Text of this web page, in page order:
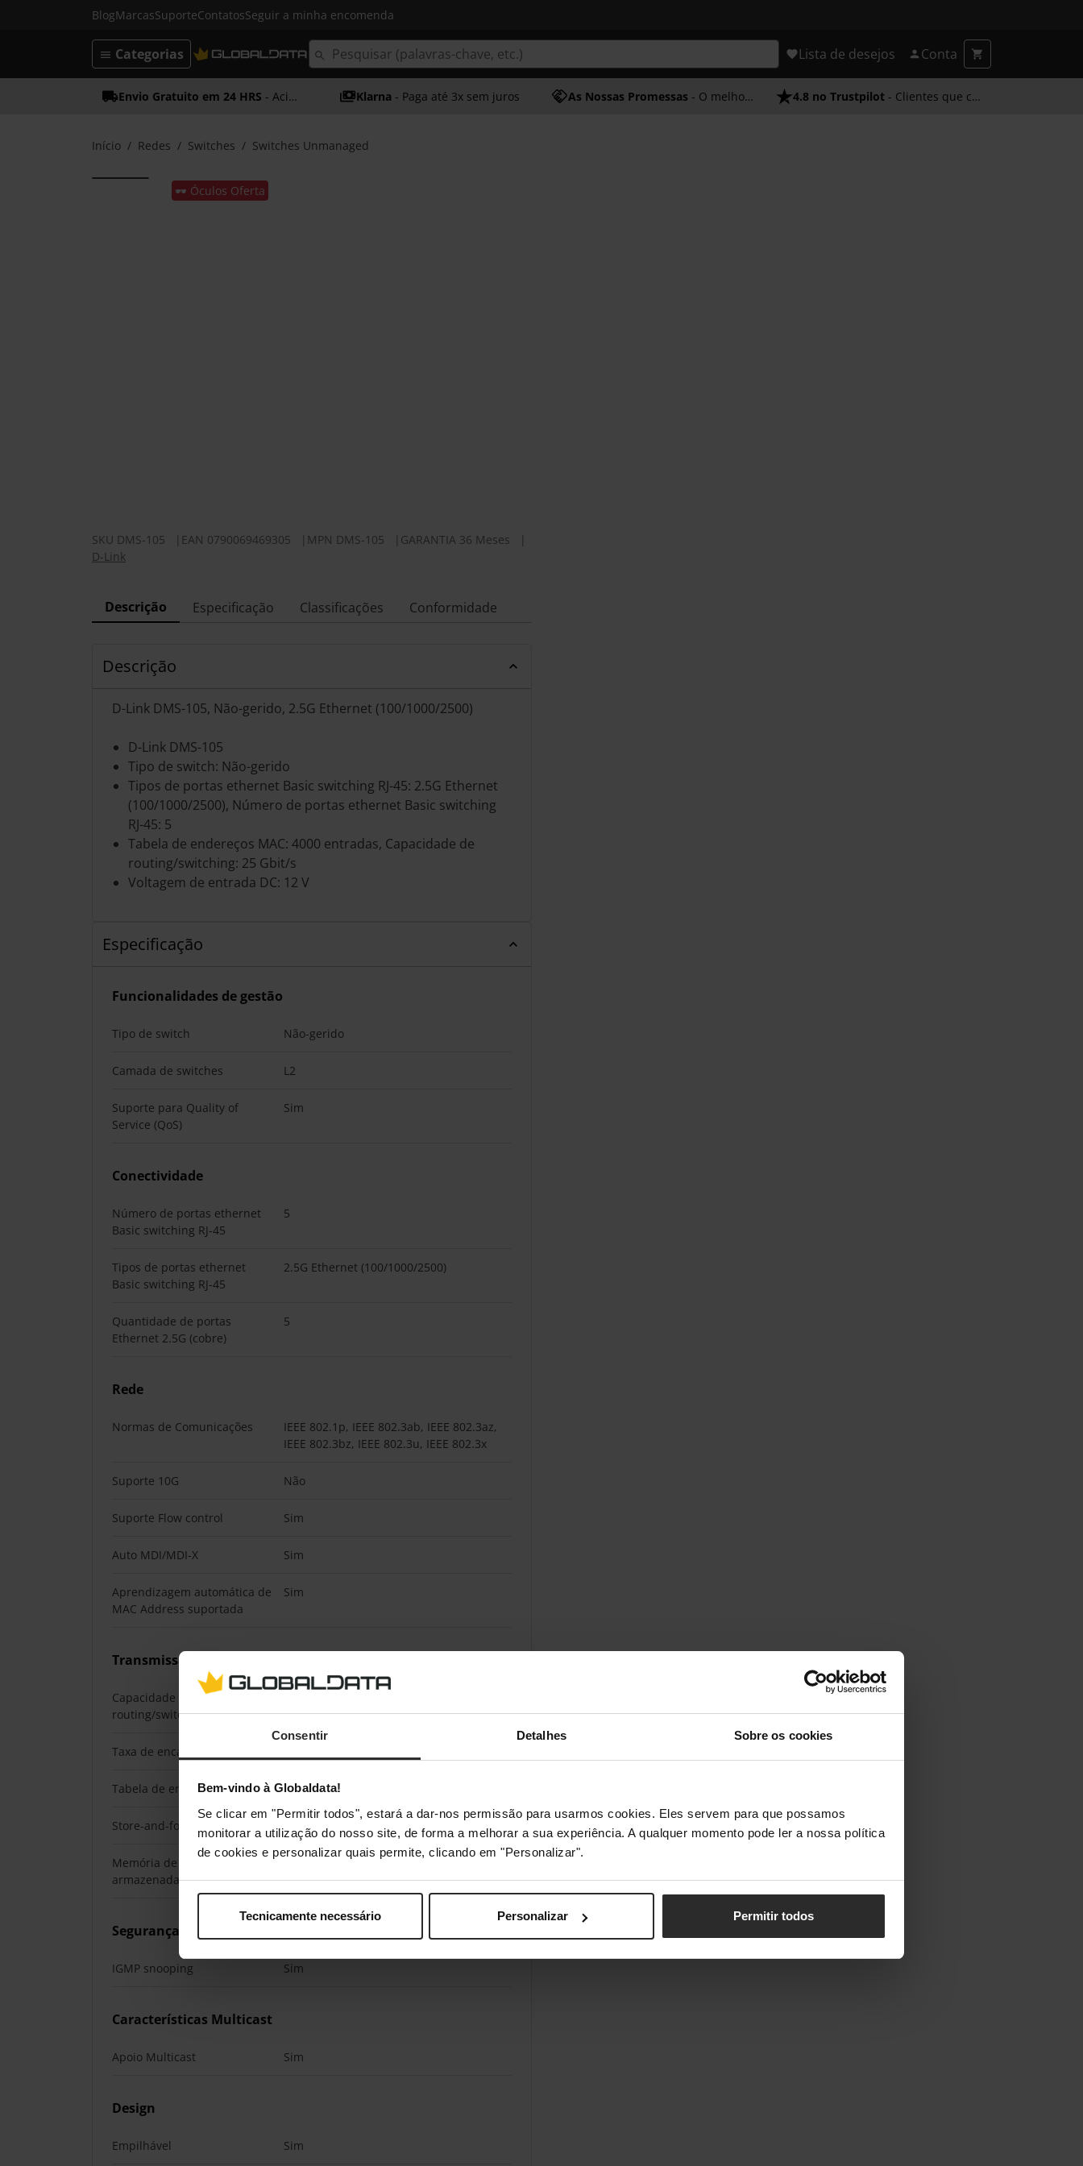
Consentir Detalhes Sobre os cookies
Bem-vindo à Globaldata!
Se clicar em "Permitir todos", estará a dar-nos permissão para usarmos cookies. Eles servem para que possamos
monitorar a utilização do nosso site, de forma a melhorar a sua experiência. A qualquer momento pode ler a nossa política
de cookies e personalizar quais permite, clicando em "Personalizar".
Tecnicamente necessário Personalizar Permitir todos
BlogMarcasSuporteContatosSeguir a minha encomenda
Lista de desejos Conta
Categorias
Envio Gratuito em 24 HRS - Acima dos 50€ Klarna - Paga até 3x sem juros As Nossas Promessas - O melhor atendimento 4.8 no Trustpilot - Clientes que confiam em nós
Início Redes Switches Switches Unmanaged
🕶️ Óculos Oferta
SKU DMS-105 EAN 0790069469305 MPN DMS-105 GARANTIA 36 Meses
D-Link
Descrição Especificação Classificações Conformidade
Descrição
D-Link DMS-105, Não-gerido, 2.5G Ethernet (100/1000/2500)
D-Link DMS-105
Tipo de switch: Não-gerido
Tipos de portas ethernet Basic switching RJ-45: 2.5G Ethernet
(100/1000/2500), Número de portas ethernet Basic switching
RJ-45: 5
Tabela de endereços MAC: 4000 entradas, Capacidade de
routing/switching: 25 Gbit/s
Voltagem de entrada DC: 12 V
Especificação
Funcionalidades de gestão
Tipo de switch Não-gerido
Camada de switches L2
Suporte para Quality of
Service (QoS)
Sim
Conectividade
Número de portas ethernet
Basic switching RJ-45
5
Tipos de portas ethernet
Basic switching RJ-45
2.5G Ethernet (100/1000/2500)
Quantidade de portas
Ethernet 2.5G (cobre)
5
Rede
Normas de Comunicações
IEEE 802.1p, IEEE 802.3ab, IEEE 802.3az,
IEEE 802.3bz, IEEE 802.3u, IEEE 802.3x
Suporte 10G Não
Suporte Flow control Sim
Auto MDI/MDI-X Sim
Aprendizagem automática de
MAC Address suportada
Sim
Transmissão de dados
Capacidade de
routing/switching
Taxa de encaminhamento
Tabela de endereços MAC 4000 entradas
Store-and-forward
Memória de pacote
armazenada
Segurança
IGMP snooping Sim
Características Multicast
Apoio Multicast Sim
Design
Empilhável Sim